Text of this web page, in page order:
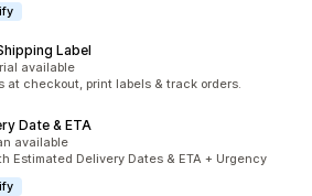
Label
available
at checkout, print labels & track orders.
Date & ETA
available
Estimated Delivery Dates & ETA + Urgency